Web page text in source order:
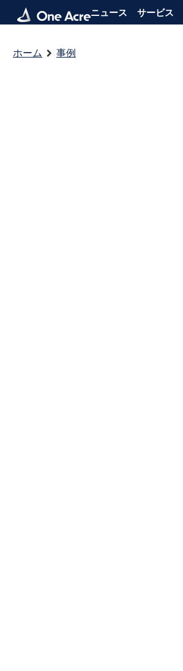
ニュース サービス
ホーム 事例